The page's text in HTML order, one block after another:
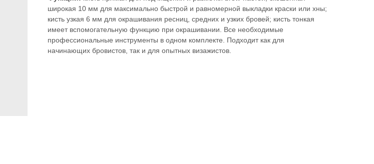
широкая 10 мм для максимально быстрой и равномерной выкладки краски или хны;
кисть узкая 6 мм для окрашивания ресниц, средних и узких бровей; кисть тонкая
имеет вспомогательную функцию при окрашивании. Все необходимые
профессиональные инструменты в одном комплекте. Подходит как для
начинающих бровистов, так и для опытных визажистов.